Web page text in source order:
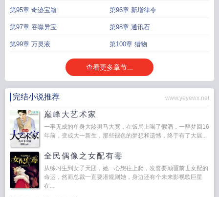
第95章 奇迹宝箱 第96章 新增律令
第97章 吞噬异宝 第98章 通讯石
第99章 万灵液 第100章 猎物
查看更多章节...
完结小说推荐 www.yeyewx.net
巅峰大艺术家
一事无成的单身大龄男马大宽，在饭局上喝了假酒，一醉梦回16
年前，变成大一新生，那些褪色的梦想和遗憾，终于有了大展...
全民偶像之女配有毒
从练习生到女子天团，她一心想往上爬，发誓要颠覆前世女配的
命运，然而总裁一直要潜规则她，身边还有个未来影视歌巨星
在...